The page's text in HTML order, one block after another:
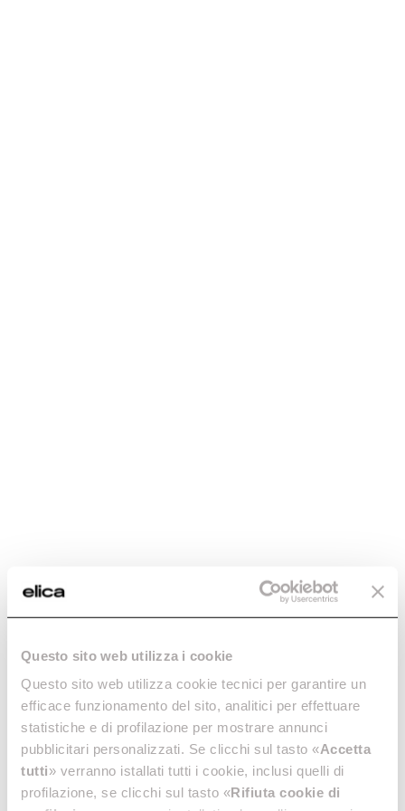
Questo sito web utilizza i cookie
Questo sito web utilizza cookie tecnici per garantire un
efficace funzionamento del sito, analitici per effettuare
statistiche e di profilazione per mostrare annunci
pubblicitari personalizzati. Se clicchi sul tasto «Accetta
tutti» verranno istallati tutti i cookie, inclusi quelli di
profilazione, se clicchi sul tasto «Rifiuta cookie di